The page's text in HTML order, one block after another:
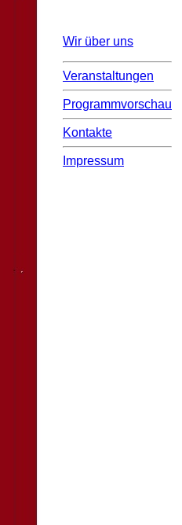
Wir über uns
Veranstaltungen
Programmvorschau
Kontakte
Impressum